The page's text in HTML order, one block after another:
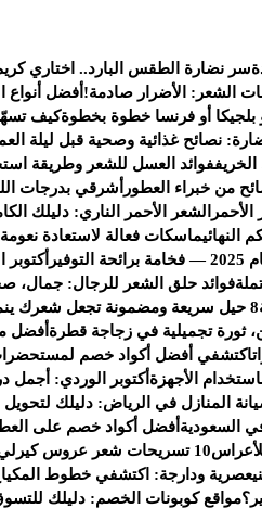
سر نضارة الطقس البارد.. اختاري
الشعر: الأضرار صادمة! أفضل أنواع
أو فرنسا خطوة بخطوةكيف
نصائح غذائية وصحية قبل ليلة
فوائد العسل للشعر وطريقة
من خبراء العطور أشرقي بدرجات
الشعر الأحمر الناري: دليلك
النهائيماسكات فعالة لاستعادة
فوائد حلق الشعر للرجال: جمال،
8 حيل سريعة ومضمونة تجعل شعرك
ثورة تجميلية في زجاجة قطرة أفضل
اكتشفي أفضل أكواد خصم لمستحضرات
الأجهزة أكتوبر الوردي: أجمل
المنازل في الرياض: دليلك
السعودية أفضل أكواد خصم على
10 تسريحات شعر عروس كيرلي أنيقة بالصور
عصرية ودارجة: اكتشفي خطوط
مواقع كوبونات الخصم: دليلك